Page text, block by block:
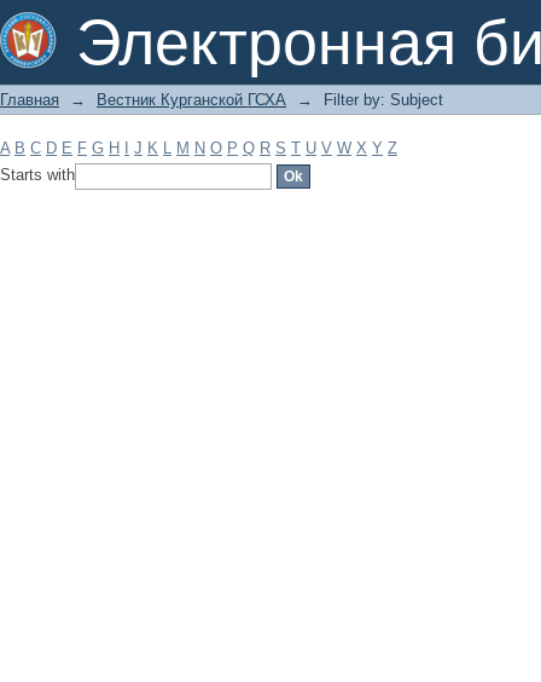
Электронная
Filter by: Subject
Главная → Вестник Курганской ГСХА → Filter by: Subject
A B C D E F G H J K L M N O P Q R S T U V W X Y Z
Starts with